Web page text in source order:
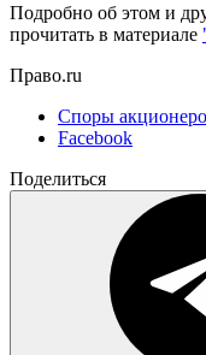
Подробно об этом и
прочитать в материале
Право.ru
Споры
Facebook
Поделиться